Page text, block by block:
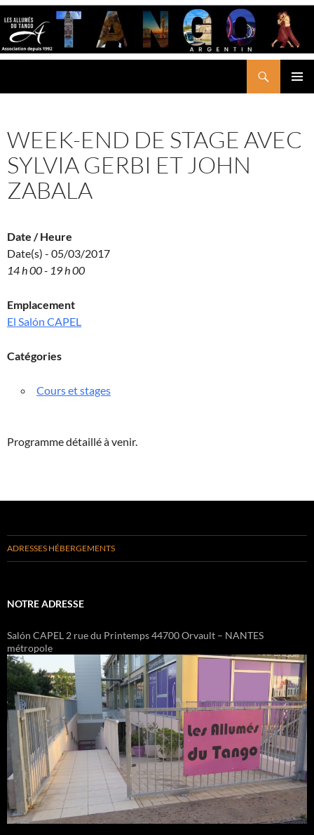
Aller
au
contenu
WEEK-END DE STAGE AVEC
SYLVIA GERBI ET JOHN
ZABALA
Date / Heure
Date(s) - 05/03/2017
14 h 00 - 19 h 00
Emplacement
El Salón CAPEL
Catégories
Cours et stages
Programme détaillé à venir.
ADRESSES HÉBERGEMENTS
NOTRE ADRESSE
Salón CAPEL 2 rue du Printemps 44700 Orvault – NANTES
métropole